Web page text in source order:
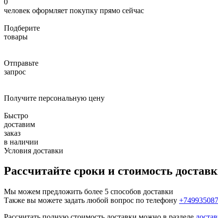
человек оформляет покупку прямо сейчас
Подберите
товары
Отправьте
запрос
Получите персональную цену
Быстро
доставим
заказ
в наличии
Условия доставки
Рассчитайте сроки и стоимость
Мы можем предложить более 5 способов доставки
Также вы можете задать любой вопрос по телефону